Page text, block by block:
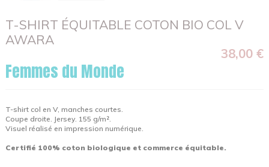
T-SHIRT ÉQUITABLE COTON BIO COL V
AWARA
38,00 €
Femmes du Monde
T-shirt col en V, manches courtes.
Coupe droite. Jersey. 155 g/m².
Visuel réalisé en impression numérique.
Certifié 100% coton biologique et commerce équitable.